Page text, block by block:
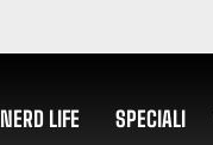
NERD LIFE SPECIALI